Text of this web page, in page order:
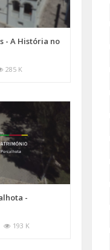
- A História no
285 K
-
193 K